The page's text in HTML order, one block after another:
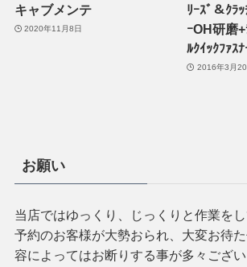
キャブメンテ
2020年11月8日
ﾘｰｽﾞ＆ｸﾗ
ｰOH研磨
ﾙｸｲｯｸﾌｧｽ
2016年3月20
お願い
当店ではゆっくり、じっくりと作業を
予約のお客様が大勢おられ、大変お待
容によってはお断りする事が多々ござ